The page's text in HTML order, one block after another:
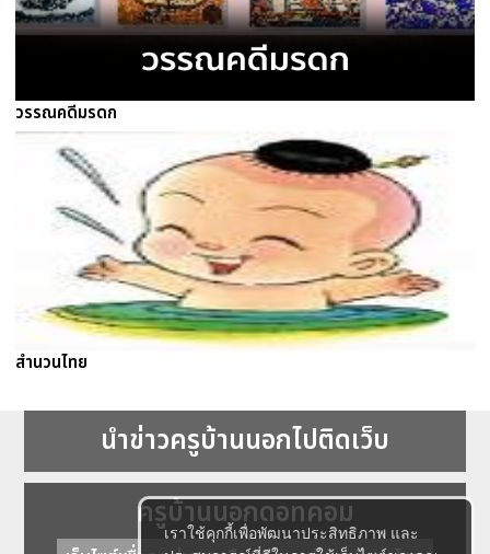
เราใช้คุกกี้เพื่อพัฒนาประสิทธิภาพ และ
วรรณคดีมรดก
สำนวนไทย
นำข่าวครูบ้านนอกไปติดเว็บ
ครูบ้านนอกดอทคอม